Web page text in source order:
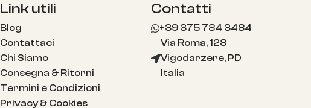
Link utili
Blog
Contattaci
Chi Siamo
Consegna & Ritorni
Termini e Condizioni
Privacy & Cookies
Contatti
+39 375 784 3484
Via Roma, 128
Vigodarzere, PD
Italia